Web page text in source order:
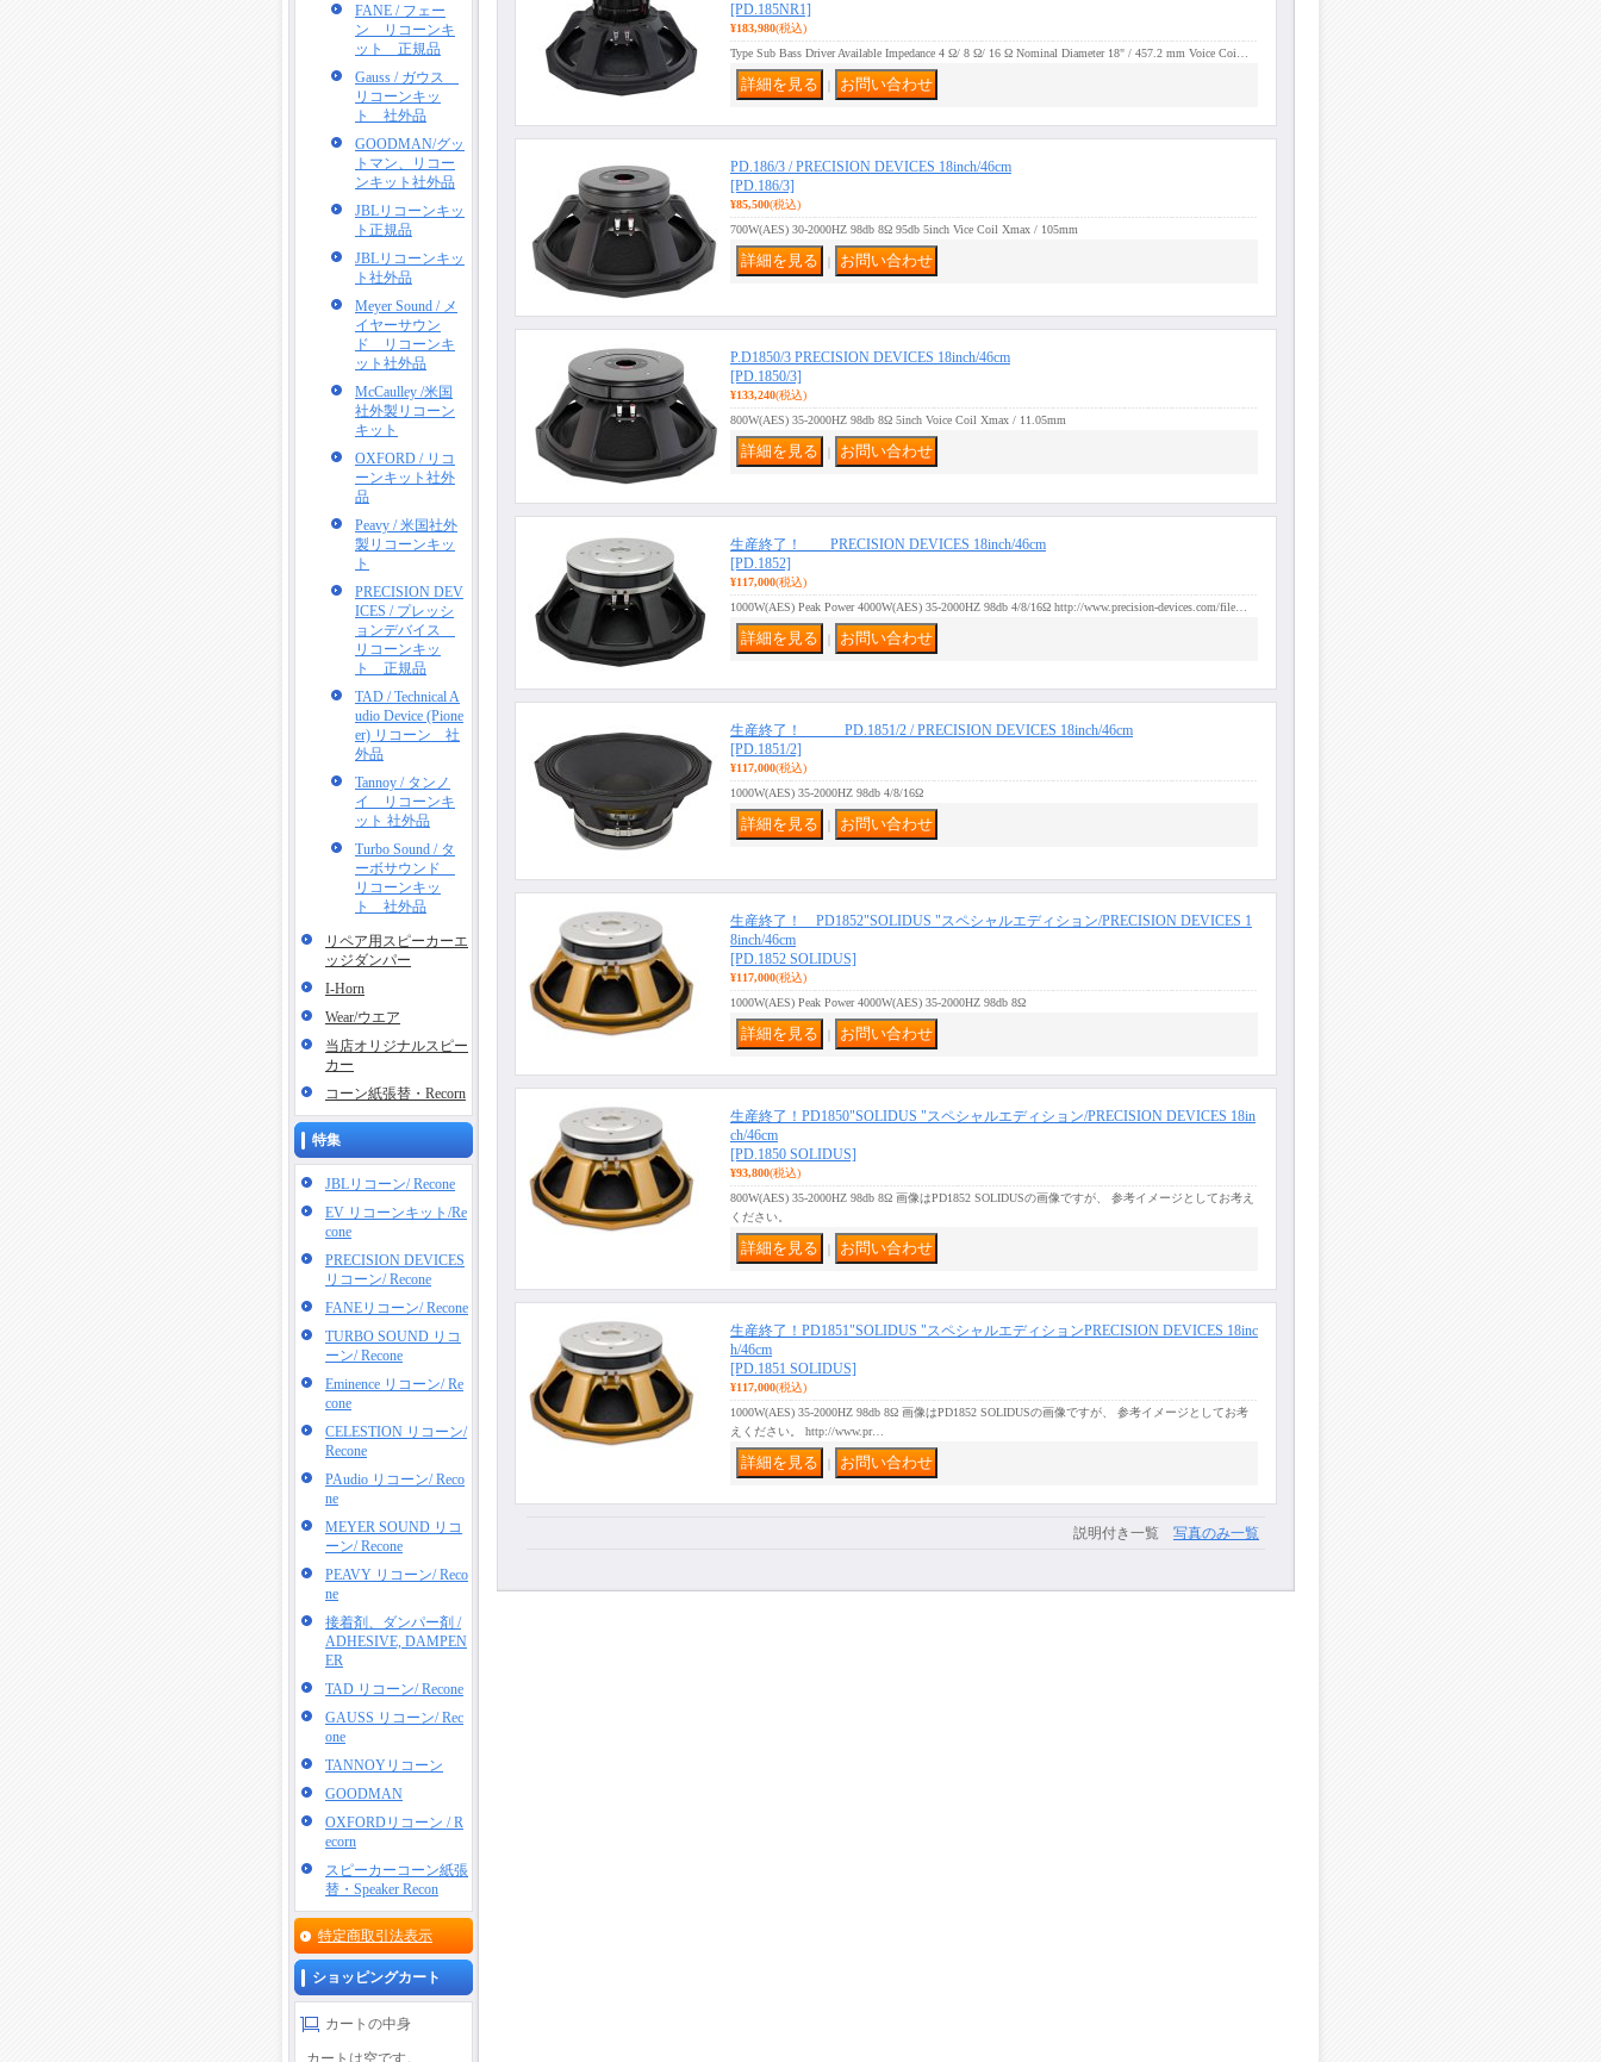
FANE / フェー
ン リコーンキ
ット 正規品
Gauss / ガウス
リコーンキッ
ト 社外品
GOODMAN/グッ
トマン、リコー
ンキット社外品
JBLリコーンキッ
ト正規品
JBLリコーンキッ
ト社外品
Meyer Sound / メ
イヤーサウン
ド リコーンキ
ット社外品
McCaulley /米国
社外製リコーン
キット
OXFORD / リコ
ーンキット社外
品
Peavy / 米国社外
製リコーンキッ
ト
PRECISION DEV
ICES / プレッシ
ョンデバイス
リコーンキッ
ト 正規品
TAD / Technical A
udio Device (Pione
er) リコーン 社
外品
Tannoy / タンノ
イ リコーンキ
ット 社外品
Turbo Sound / タ
ーボサウンド
リコーンキッ
ト 社外品
リペア用スピーカーエ
ッジダンパー
I-Horn
Wear/ウエア
当店オリジナルスピー
カー
コーン紙張替・Recorn
特集
JBLリコーン/ Recone
EV リコーンキット/Re
cone
PRECISION DEVICES
リコーン/ Recone
FANEリコーン/ Recone
TURBO SOUND リコ
ーン/ Recone
Eminence リコーン/ Re
cone
CELESTION リコーン/
Recone
PAudio リコーン/ Reco
ne
MEYER SOUND リコ
ーン/ Recone
PEAVY リコーン/ Reco
ne
接着剤、ダンパー剤 /
ADHESIVE, DAMPEN
ER
TAD リコーン/ Recone
GAUSS リコーン/ Rec
one
TANNOYリコーン
GOODMAN
OXFORDリコーン / R
ecorn
スピーカーコーン紙張
替・Speaker Recon
特定商取引法表示
ショッピングカート
カートの中身
カートは空です。
[PD.185NR1]
¥183,980(税込)
Type Sub Bass Driver Available Impedance 4 Ω/ 8 Ω/ 16 Ω Nominal Diameter 18" / 457.2 mm Voice Coi…
PD.186/3 / PRECISION DEVICES 18inch/46cm
[PD.186/3]
¥85,500(税込)
700W(AES) 30-2000HZ 98db 8Ω 95db 5inch Vice Coil Xmax / 105mm
P.D1850/3 PRECISION DEVICES 18inch/46cm
[PD.1850/3]
¥133,240(税込)
800W(AES) 35-2000HZ 98db 8Ω 5inch Voice Coil Xmax / 11.05mm
生産終了！ PRECISION DEVICES 18inch/46cm
[PD.1852]
¥117,000(税込)
1000W(AES) Peak Power 4000W(AES) 35-2000HZ 98db 4/8/16Ω http://www.precision-devices.com/file…
生産終了！ PD.1851/2 / PRECISION DEVICES 18inch/46cm
[PD.1851/2]
¥117,000(税込)
1000W(AES) 35-2000HZ 98db 4/8/16Ω
生産終了！ PD1852"SOLIDUS "スペシャルエディション/PRECISION DEVICES 1
8inch/46cm
[PD.1852 SOLIDUS]
¥117,000(税込)
1000W(AES) Peak Power 4000W(AES) 35-2000HZ 98db 8Ω
生産終了！PD1850"SOLIDUS "スペシャルエディション/PRECISION DEVICES 18in
ch/46cm
[PD.1850 SOLIDUS]
¥93,800(税込)
800W(AES) 35-2000HZ 98db 8Ω 画像はPD1852 SOLIDUSの画像ですが、 参考イメージとしてお考え
ください。
生産終了！PD1851"SOLIDUS "スペシャルエディションPRECISION DEVICES 18inc
h/46cm
[PD.1851 SOLIDUS]
¥117,000(税込)
1000W(AES) 35-2000HZ 98db 8Ω 画像はPD1852 SOLIDUSの画像ですが、 参考イメージとしてお考
えください。 http://www.pr…
説明付き一覧 写真のみ一覧